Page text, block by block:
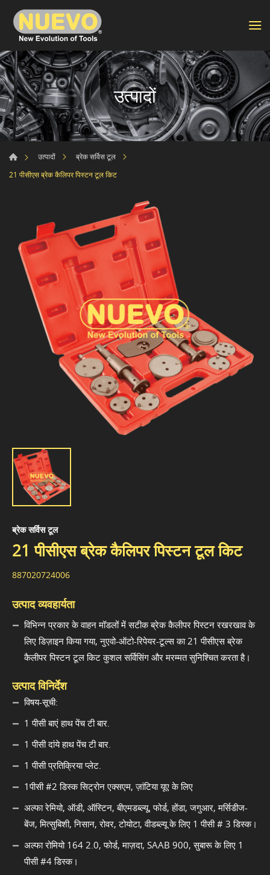
उत्पादों
उत्पादों
ब्रेक सर्विस टूल
21 पीसीएस ब्रेक कैलिपर पिस्टन टूल किट
ब्रेक सर्विस टूल
21 पीसीएस ब्रेक कैलिपर पिस्टन टूल किट
887020724006
उत्पाद व्यवहार्यता
विभिन्न प्रकार के वाहन मॉडलों में सटीक ब्रेक कैलीपर पिस्टन रखरखाव के
लिए डिज़ाइन किया गया, नुएवो-ऑटो-रिपेयर-टूल्स का 21 पीसीएस ब्रेक
कैलीपर पिस्टन टूल किट कुशल सर्विसिंग और मरम्मत सुनिश्चित करता है।
उत्पाद विनिर्देश
विषय-सूची:
1 पीसी बाएं हाथ पेंच टी बार.
1 पीसी दांये हाथ पेंच टी बार.
1 पीसी प्रतिक्रिया प्लेट.
1पीसी #2 डिस्क सिट्रोन एक्सएम, ज़ांटिया यूए के लिए
अल्फा रेमियो, ऑडी, ऑस्टिन, बीएमडब्ल्यू, फोर्ड, होंडा, जगुआर, मर्सिडीज-
बेंज, मित्सुबिशी, निसान, रोवर, टोयोटा, वीडब्ल्यू के लिए 1 पीसी # 3 डिस्क।
अल्फा रोमियो 164 2.0, फोर्ड, माज़दा, SAAB 900, सुबारू के लिए 1
पीसी #4 डिस्क।